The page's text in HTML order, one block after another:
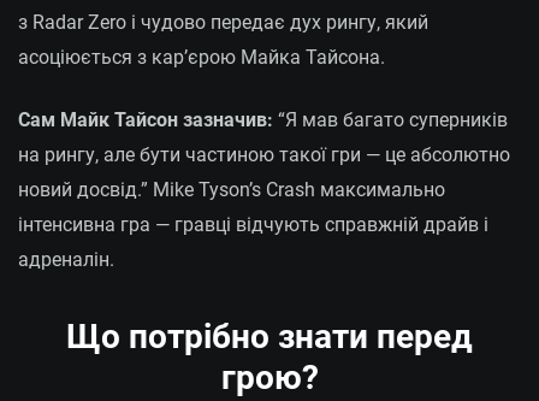
з Radar Zero і чудово передає дух рингу, який
асоціюється з кар’єрою Майка Тайсона.
Сам Майк Тайсон зазначив: “Я мав багато суперників
на рингу, але бути частиною такої гри — це абсолютно
новий досвід.” Mike Tyson’s Crash максимально
інтенсивна гра — гравці відчують справжній драйв і
адреналін.
Що потрібно знати перед
грою?